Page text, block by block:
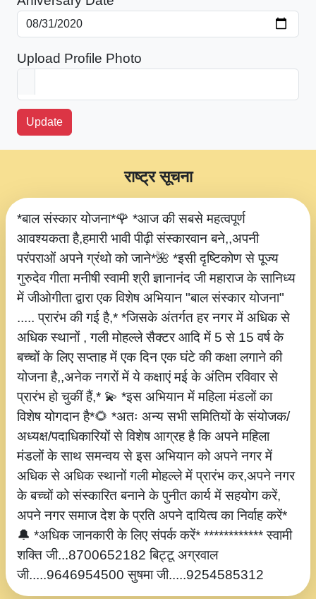
Upload Profile Photo
Update
*बाल संस्कार योजना*🌹 *आज की सबसे महत्वपूर्ण
आवश्यकता है,हमारी भावी पीढ़ी संस्कारवान बने,,अपनी
परंपराओं अपने ग्रंथो को जाने*🌺 *इसी दृष्टिकोण से पूज्य
गुरुदेव गीता मनीषी स्वामी श्री ज्ञानानंद जी महाराज के सानिध्य
में जीओगीता द्वारा एक विशेष अभियान "बाल संस्कार योजना"
..... प्रारंभ की गई है,* *जिसके अंतर्गत हर नगर में अधिक से
अधिक स्थानों , गली मोहल्ले सैक्टर आदि में 5 से 15 वर्ष के
बच्चों के लिए सप्ताह में एक दिन एक घंटे की कक्षा लगाने की
योजना है,,अनेक नगरों में ये कक्षाएं मई के अंतिम रविवार से
प्रारंभ हो चुकीं हैं,* 💫 *इस अभियान में महिला मंडलों का
विशेष योगदान है*🌻 *अतः अन्य सभी समितियों के संयोजक/
अध्यक्ष/पदाधिकारियों से विशेष आग्रह है कि अपने महिला
मंडलों के साथ समन्वय से इस अभियान को अपने नगर में
अधिक से अधिक स्थानों गली मोहल्ले में प्रारंभ कर,अपने नगर
के बच्चों को संस्कारित बनाने के पुनीत कार्य में सहयोग करें,
अपने नगर समाज देश के प्रति अपने दायित्व का निर्वाह करें*
🔔 *अधिक जानकारी के लिए संपर्क करें* ************ स्वामी
शक्ति जी...8700652182 बिट्टू अग्रवाल
जी.....9646954500 सुषमा जी.....9254585312
राष्ट्र सूचना